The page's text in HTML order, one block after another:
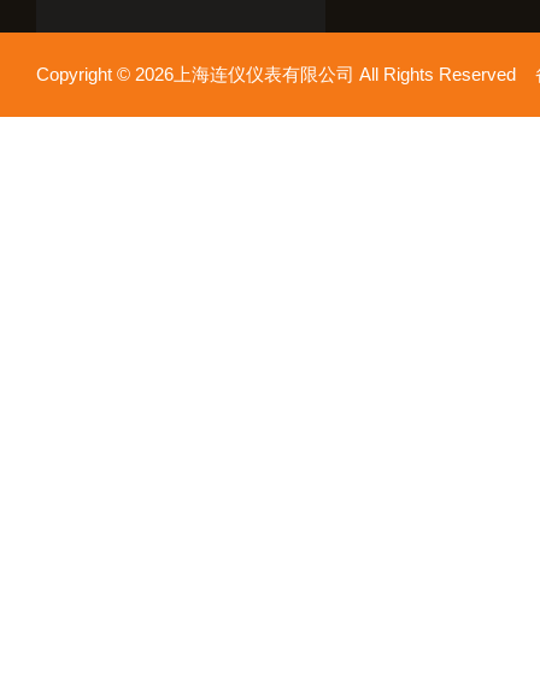
Copyright © 2026上海连仪仪表有限公司 All Rights Reserved